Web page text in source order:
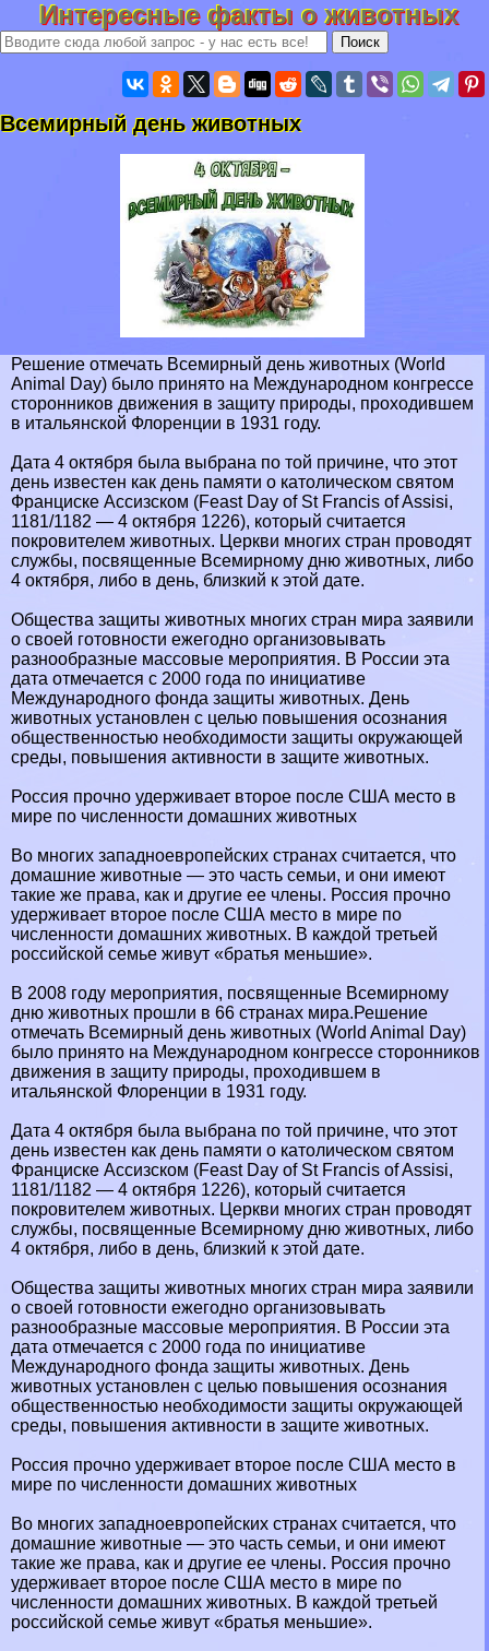
Интересные факты о животных
Всемирный день животных
Решение отмечать Всемирный день животных (World
Animal Day) было принято на Международном конгрессе
сторонников движения в защиту природы, проходившем
в итальянской Флоренции в 1931 году.
Дата 4 октября была выбрана по той причине, что этот
день известен как день памяти о католическом святом
Франциске Ассизском (Feast Day of St Francis of Assisi,
1181/1182 — 4 октября 1226), который считается
покровителем животных. Церкви многих стран проводят
службы, посвященные Всемирному дню животных, либо
4 октября, либо в день, близкий к этой дате.
Общества защиты животных многих стран мира заявили
о своей готовности ежегодно организовывать
разнообразные массовые мероприятия. В России эта
дата отмечается с 2000 года по инициативе
Международного фонда защиты животных. День
животных установлен с целью повышения осознания
общественностью необходимости защиты окружающей
среды, повышения активности в защите животных.
Россия прочно удерживает второе после США место в
мире по численности домашних животных
Во многих западноевропейских странах считается, что
домашние животные — это часть семьи, и они имеют
такие же права, как и другие ее члeны. Россия прочно
удерживает второе после США место в мире по
численности домашних животных. В каждой третьей
российской семье живут «братья меньшие».
В 2008 году мероприятия, посвященные Всемирному
дню животных прошли в 66 странах мира.Решение
отмечать Всемирный день животных (World Animal Day)
было принято на Международном конгрессе сторонников
движения в защиту природы, проходившем в
итальянской Флоренции в 1931 году.
Дата 4 октября была выбрана по той причине, что этот
день известен как день памяти о католическом святом
Франциске Ассизском (Feast Day of St Francis of Assisi,
1181/1182 — 4 октября 1226), который считается
покровителем животных. Церкви многих стран проводят
службы, посвященные Всемирному дню животных, либо
4 октября, либо в день, близкий к этой дате.
Общества защиты животных многих стран мира заявили
о своей готовности ежегодно организовывать
разнообразные массовые мероприятия. В России эта
дата отмечается с 2000 года по инициативе
Международного фонда защиты животных. День
животных установлен с целью повышения осознания
общественностью необходимости защиты окружающей
среды, повышения активности в защите животных.
Россия прочно удерживает второе после США место в
мире по численности домашних животных
Во многих западноевропейских странах считается, что
домашние животные — это часть семьи, и они имеют
такие же права, как и другие ее члeны. Россия прочно
удерживает второе после США место в мире по
численности домашних животных. В каждой третьей
российской семье живут «братья меньшие».